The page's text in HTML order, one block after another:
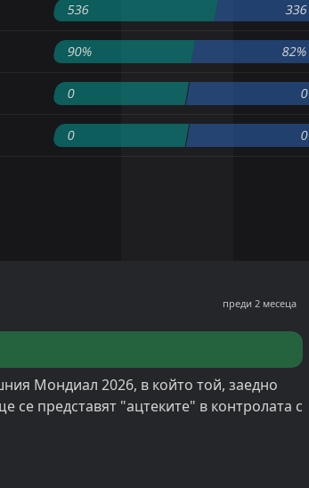
536 336
90% 82%
0 0
0 0
преди 2 месеца
Мондиал 2026, в който той, заедно
представят "ацтеките" в контролата с